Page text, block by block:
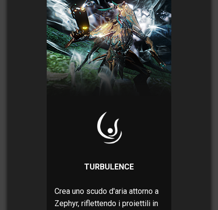
TURBULENCE
Crea uno scudo d'aria attorno a
Zephyr, riflettendo i proiettili in